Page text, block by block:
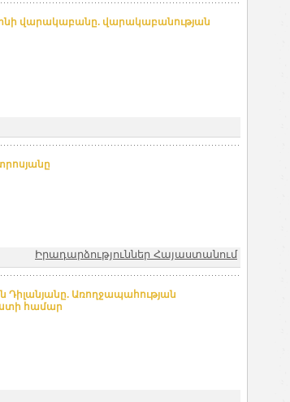
վարակաբանը. վարակաբանության
Իրադարձություններ Հայաստանում
Առողջապահության
համար